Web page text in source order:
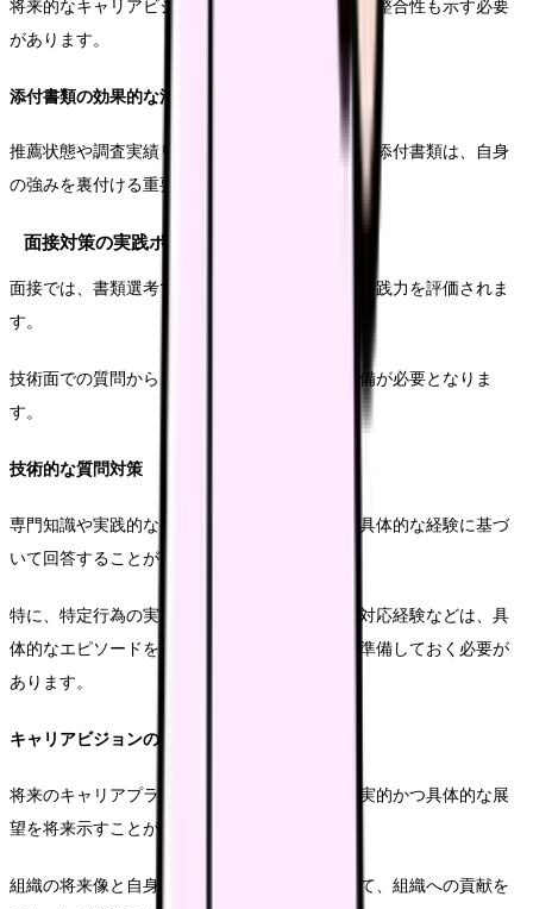
将来的なキャリアビジョンと、組織の方向性との整合性も示す必要
があります。
添付書類の効果的な活用
推薦状態や調査実績リスト、資格証明書類などの添付書類は、自身
の強みを裏付ける重要な要素となります。
面接対策の実践ポイント
面接では、書類選考では伝えきれない人物像や実践力を評価されま
す。
技術面での質問から、人物面での質問まで、準備が必要となりま
す。
技術的な質問対策
専門知識や実践的なスキルに関する質問には、具体的な経験に基づ
いて回答することが重要です。
特に、特定行為の実施経験や、難しい事例への対応経験などは、具
体的なエピソードをもう一度説明できるように準備しておく必要が
あります。
キャリアビジョンの説明方法
将来のキャリアプランについての質問には、現実的かつ具体的な展
望を将来示すことが重要です。
組織の将来像と自身のキャリアプランを見据えて、組織への貢献を